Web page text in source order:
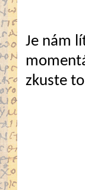
Je nám
zkuste